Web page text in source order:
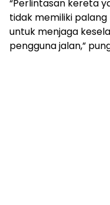
“Perlintasan kereta
tidak memiliki
untuk menjaga
pengguna jalan,”